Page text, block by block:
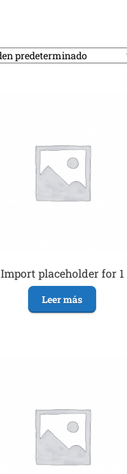
Import placeholder for 1
Leer más